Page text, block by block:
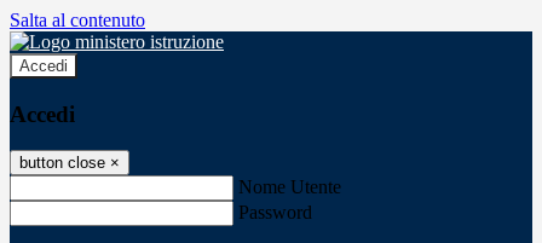
Salta al contenuto
Accedi
Accedi
button close ×
Nome Utente
Password